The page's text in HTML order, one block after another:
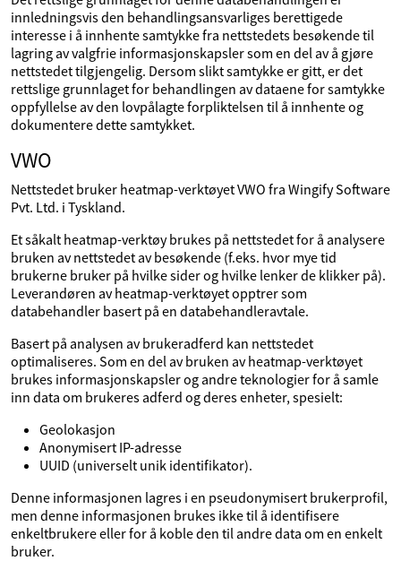
innledningsvis den behandlingsansvarliges berettigede
interesse i å innhente samtykke fra nettstedets besøkende til
lagring av valgfrie informasjonskapsler som en del av å gjøre
nettstedet tilgjengelig. Dersom slikt samtykke er gitt, er det
rettslige grunnlaget for behandlingen av dataene for samtykke
oppfyllelse av den lovpålagte forpliktelsen til å innhente og
dokumentere dette samtykket.
VWO
Nettstedet bruker heatmap-verktøyet VWO fra Wingify Software
Pvt. Ltd. i Tyskland.
Et såkalt heatmap-verktøy brukes på nettstedet for å analysere
bruken av nettstedet av besøkende (f.eks. hvor mye tid
brukerne bruker på hvilke sider og hvilke lenker de klikker på).
Leverandøren av heatmap-verktøyet opptrer som
databehandler basert på en databehandleravtale.
Basert på analysen av brukeradferd kan nettstedet
optimaliseres. Som en del av bruken av heatmap-verktøyet
brukes informasjonskapsler og andre teknologier for å samle
inn data om brukeres adferd og deres enheter, spesielt:
Geolokasjon
Anonymisert IP-adresse
UUID (universelt unik identifikator).
Denne informasjonen lagres i en pseudonymisert brukerprofil,
men denne informasjonen brukes ikke til å identifisere
enkeltbrukere eller for å koble den til andre data om en enkelt
bruker.